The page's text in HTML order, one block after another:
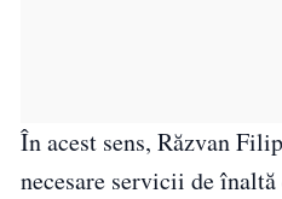
În acest sens, Răzvan
necesare servicii de